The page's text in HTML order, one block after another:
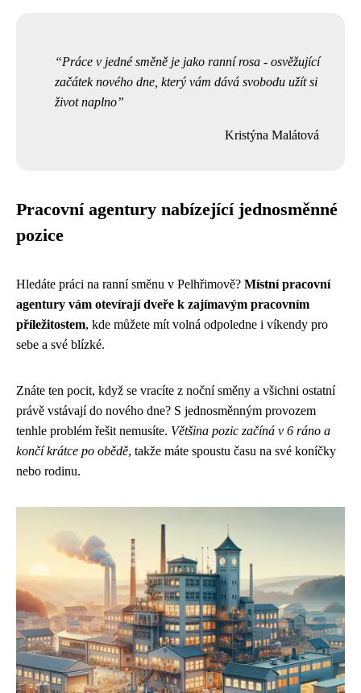
Práce v jedné směně je jako ranní rosa - osvěžující
začátek nového dne, který vám dává svobodu užít si
život naplno
Kristýna Malátová
Pracovní agentury nabízející jednosměnné
pozice
Hledáte práci na ranní směnu v Pelhřimově? Místní pracovní
agentury vám otevírají dveře k zajímavým pracovním
příležitostem, kde můžete mít volná odpoledne i víkendy pro
sebe a své blízké.
Znáte ten pocit, když se vracíte z noční směny a všichni ostatní
právě vstávají do nového dne? S jednosměnným provozem
tenhle problém řešit nemusíte. Většina pozic začíná v 6 ráno a
končí krátce po obědě, takže máte spoustu času na své koníčky
nebo rodinu.